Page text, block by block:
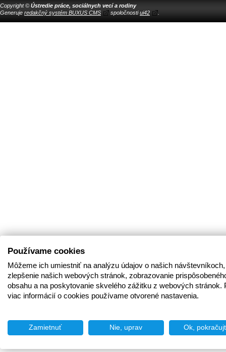
Copyright © Ústredie práce, sociálnych vecí a rodiny
Generuje redakčný systém BUXUS CMS spoločnostiui42
Používame cookies
Môžeme ich umiestniť na analýzu údajov o našich
zlepšenie našich webových stránok, zobrazovanie
obsahu a na poskytovanie skvelého zážitku z webových stránok.
viac informácií o cookies používame otvorené nastavenia.
Zamietnuť Nie, uprav Ok,